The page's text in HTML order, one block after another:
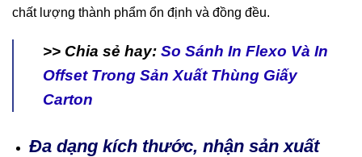
chất lượng thành phẩm ổn định và đồng đều.
>> Chia sẻ hay: So Sánh In Flexo Và In
Offset Trong Sản Xuất Thùng Giấy
Carton
Đa dạng kích thước, nhận sản xuất